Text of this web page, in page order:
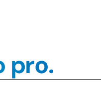
pro.